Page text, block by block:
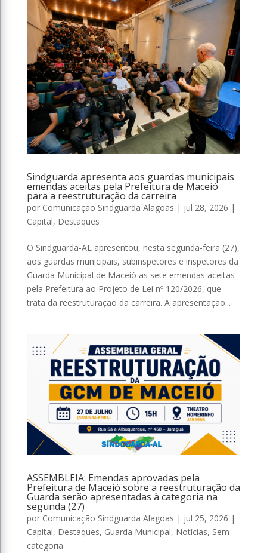
Sindguarda apresenta aos guardas municipais
emendas aceitas pela Prefeitura de Maceió
para a reestruturação da carreira
por Comunicação Sindguarda Alagoas | jul 28, 2026 |
Capital, Destaques
O Sindguarda-AL apresentou, nesta segunda-feira (27),
aos guardas municipais, subinspetores e inspetores da
Guarda Municipal de Maceió as sete emendas aceitas
pela Prefeitura ao Projeto de Lei nº 120/2026, que
trata da reestruturação da carreira. A apresentação...
ASSEMBLEIA: Emendas aprovadas pela
Prefeitura de Maceió sobre a reestruturação da
Guarda serão apresentadas à categoria na
segunda (27)
por Comunicação Sindguarda Alagoas | jul 25, 2026 |
Capital, Destaques, Guarda Municipal, Notícias, Sem
categoria